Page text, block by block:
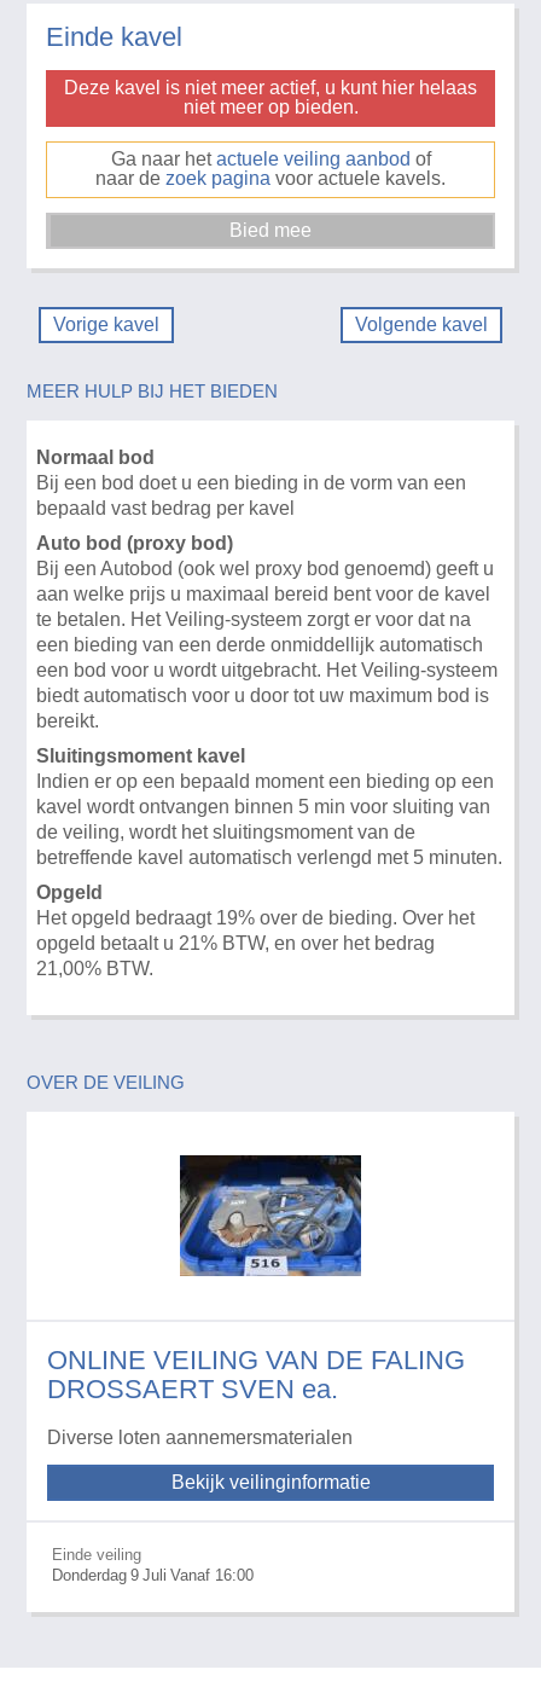
Einde kavel
Deze kavel is niet meer actief, u kunt hier helaas
niet meer op bieden.
Ga naar hetactuele veiling aanbod of
naar de zoek pagina voor actuele kavels.
Vorige kavel Volgende kavel
MEER HULP BIJ HET BIEDEN
Normaal bod
Bij een bod doet u een bieding in de vorm van een
bepaald vast bedrag per kavel
Auto bod (proxy bod)
Bij een Autobod (ook wel proxy bod genoemd) geeft u
aan welke prijs u maximaal bereid bent voor de kavel
te betalen. Het Veiling-systeem zorgt er voor dat na
een bieding van een derde onmiddellijk automatisch
een bod voor u wordt uitgebracht. Het Veiling-systeem
biedt automatisch voor u door tot uw maximum bod is
bereikt.
Sluitingsmoment kavel
Indien er op een bepaald moment een bieding op een
kavel wordt ontvangen binnen 5 min voor sluiting van
de veiling, wordt het sluitingsmoment van de
betreffende kavel automatisch verlengd met 5 minuten.
Opgeld
Het opgeld bedraagt 19% over de bieding. Over het
opgeld betaalt u 21% BTW, en over het bedrag
21,00% BTW.
OVER DE VEILING
ONLINE VEILING VAN DE FALING
DROSSAERT SVEN ea.
Diverse loten aannemersmaterialen
Bekijk veilinginformatie
Einde veiling
Donderdag 9 Juli Vanaf 16:00